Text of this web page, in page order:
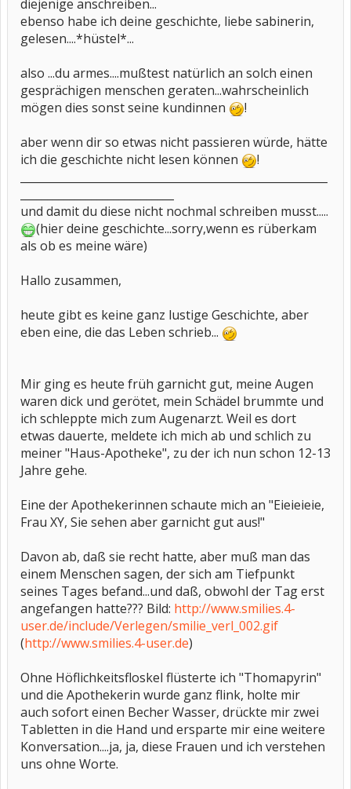
diejenige anschreiben...
ebenso habe ich deine geschichte, liebe sabinerin,
gelesen....*hüstel*...
also ...du armes....mußtest natürlich an solch einen
gesprächigen menschen geraten...wahrscheinlich
mögen dies sonst seine kundinnen
!
aber wenn dir so etwas nicht passieren würde, hätte
ich die geschichte nicht lesen können
!
und damit du diese nicht nochmal schreiben musst.....
(hier deine geschichte...sorry,wenn es rüberkam
als ob es meine wäre)
Hallo zusammen,
heute gibt es keine ganz lustige Geschichte, aber
eben eine, die das Leben schrieb...
Mir ging es heute früh garnicht gut, meine Augen
waren dick und gerötet, mein Schädel brummte und
ich schleppte mich zum Augenarzt. Weil es dort
etwas dauerte, meldete ich mich ab und schlich zu
meiner "Haus-Apotheke", zu der ich nun schon 12-13
Jahre gehe.
Eine der Apothekerinnen schaute mich an "Eieieieie,
Frau XY, Sie sehen aber garnicht gut aus!"
Davon ab, daß sie recht hatte, aber muß man das
einem Menschen sagen, der sich am Tiefpunkt
seines Tages befand...und daß, obwohl der Tag erst
angefangen hatte??? Bild: http://www.smilies.4-
user.de/include/Verlegen/smilie_verl_002.gif
(http://www.smilies.4-user.de)
Ohne Höflichkeitsfloskel flüsterte ich "Thomapyrin"
und die Apothekerin wurde ganz flink, holte mir
auch sofort einen Becher Wasser, drückte mir zwei
Tabletten in die Hand und ersparte mir eine weitere
Konversation....ja, ja, diese Frauen und ich verstehen
uns ohne Worte.